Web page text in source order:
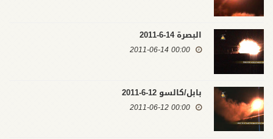
البصرة 14-6-2011
00:00 2011-06-14
بابل/كالسو 12-6-2011
00:00 2011-06-12